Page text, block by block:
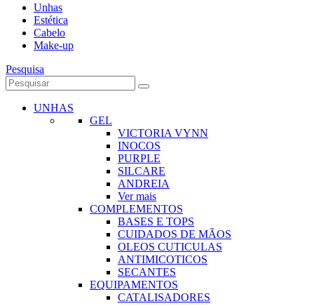
Unhas
Estética
Cabelo
Make-up
Pesquisa
UNHAS
GEL
VICTORIA VYNN
INOCOS
PURPLE
SILCARE
ANDREIA
Ver mais
COMPLEMENTOS
BASES E TOPS
CUIDADOS DE MÃOS
OLEOS CUTICULAS
ANTIMICOTICOS
SECANTES
EQUIPAMENTOS
CATALISADORES